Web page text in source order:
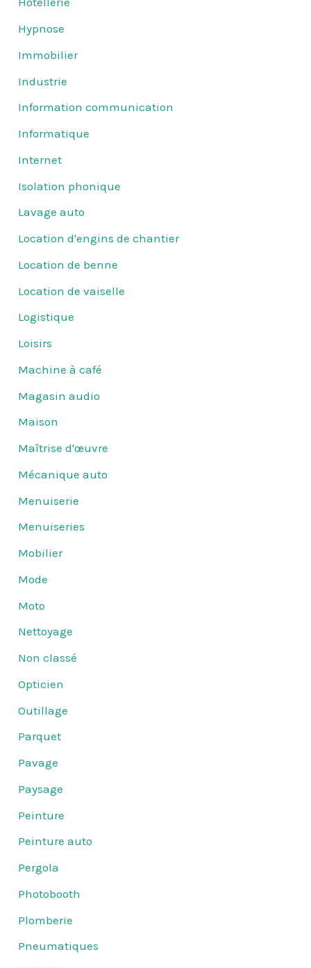
Hypnose
Immobilier
Industrie
Information communication
Informatique
Internet
Isolation phonique
Lavage auto
Location d'engins de chantier
Location de benne
Location de vaiselle
Logistique
Loisirs
Machine à café
Magasin audio
Maison
Maîtrise d'œuvre
Mécanique auto
Menuiserie
Menuiseries
Mobilier
Mode
Moto
Nettoyage
Non classé
Opticien
Outillage
Parquet
Pavage
Paysage
Peinture
Peinture auto
Pergola
Photobooth
Plomberie
Pneumatiques